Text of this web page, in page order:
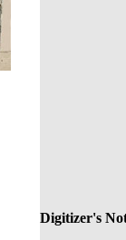
Digitizer's